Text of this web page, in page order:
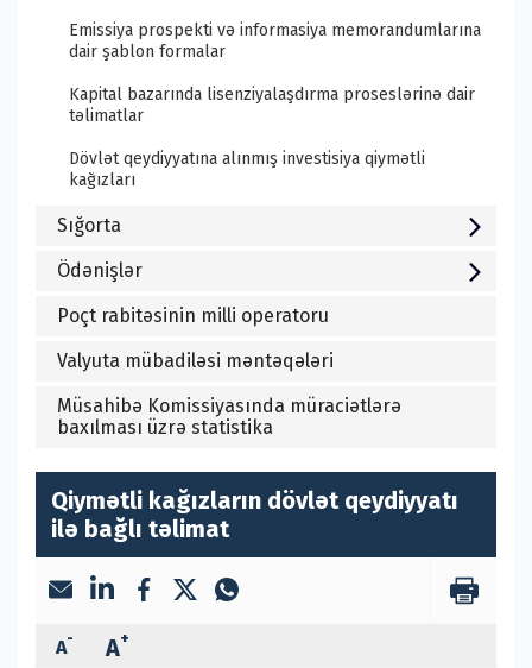
Emissiya prospekti və informasiya memorandumlarına
dair şablon formalar
Kapital bazarında lisenziyalaşdırma proseslərinə dair
təlimatlar
Dövlət qeydiyyatına alınmış investisiya qiymətli
kağızları
Sığorta
Ödənişlər
Poçt rabitəsinin milli operatoru
Valyuta mübadiləsi məntəqələri
Müsahibə Komissiyasında müraciətlərə
baxılması üzrə statistika
Qiymətli kağızların dövlət qeydiyyatı
ilə bağlı təlimat
A- A+